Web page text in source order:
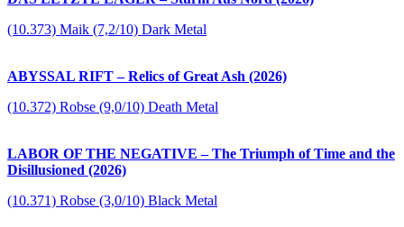
(10.373) Maik (7,2/10) Dark Metal
ABYSSAL RIFT – Relics of Great Ash (2026)
(10.372) Robse (9,0/10) Death Metal
LABOR OF THE NEGATIVE – The Triumph of Time and the
Disillusioned (2026)
(10.371) Robse (3,0/10) Black Metal